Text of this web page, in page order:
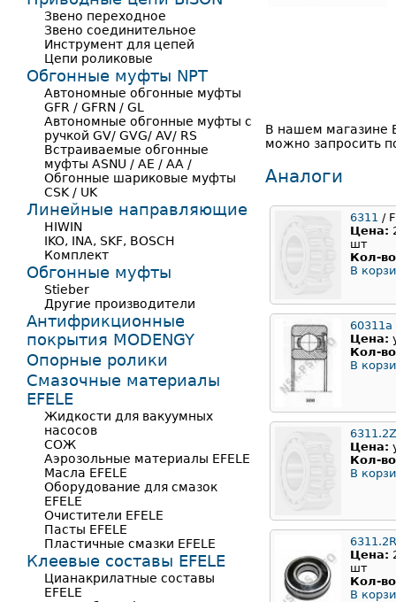
В нашем магазине
можно запросить
Аналоги
6311 /
Цена:
шт
Кол-
В
60311a
Цена:
Кол-
В
Цена:
Кол-
В
Цена:
шт
Кол-
В
Звено переходное
Звено соединительное
Инструмент для цепей
Цепи роликовые
Обгонные муфты NPT
Автономные обгонные муфты
GFR / GFRN / GL
Автономные обгонные муфты с
ручкой GV/ GVG/ AV/ RS
Встраиваемые обгонные
муфты ASNU / AE / AA /
Обгонные шариковые муфты
CSK / UK
Линейные направляющие
HIWIN
IKO, INA, SKF, BOSCH
Комплект
Обгонные муфты
Stieber
Другие производители
Антифрикционные
покрытия MODENGY
Опорные ролики
Смазочные материалы
EFELE
Жидкости для вакуумных
насосов
СОЖ
Аэрозольные материалы EFELE
Масла EFELE
Оборудование для смазок
EFELE
Очистители EFELE
Пасты EFELE
Пластичные смазки EFELE
Клеевые составы EFELE
Цианакрилатные составы
EFELE